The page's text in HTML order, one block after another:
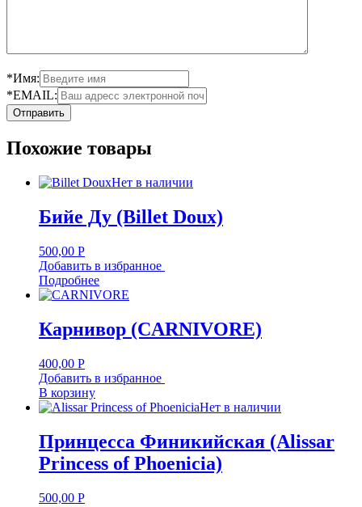
*Имя:
*EMAIL:
Похожие товары
Нет в наличии
Бийе Ду (Billet Doux)
500,00 Р
Добавить в избранное
Подробнее
Карнивор (CARNIVORE)
400,00 Р
Добавить в избранное
В корзину
Нет в наличии
Принцесса Финикийская (Alissar
Princess of Phoenicia)
500,00 Р